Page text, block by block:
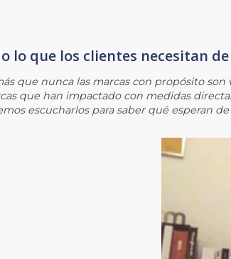
lo que los clientes necesitan
que nunca las marcas con propósito
que han impactado con medidas
escucharlos para saber qué esperan